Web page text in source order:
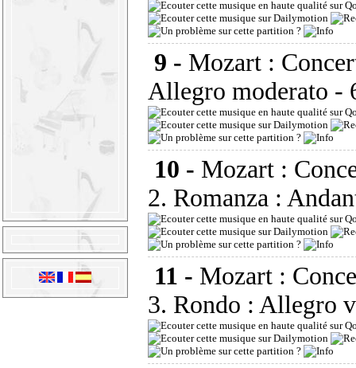
9 - Mozart :
Allegro moderato -
10 - Mozart :
2. Romanza :
11 - Mozart :
3. Rondo : Allegro